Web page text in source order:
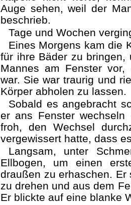
Auge sehen, weil der
beschrieb.
Tage und Wochen
Eines Morgens kam die
für ihre Bäder zu bringen,
Mannes am Fenster
war. Sie war traurig und
Körper abholen zu lassen.
Sobald es angebracht
er ans Fenster wechseln
froh, den Wechsel
vergewis­sert hatte, dass
Langsam, unter
Ellbogen, um einen
draußen zu erhaschen.
zu drehen und aus dem
Er blickte auf eine blanke